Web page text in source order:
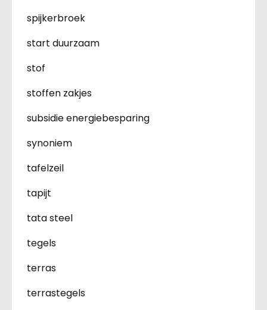
spijkerbroek
start duurzaam
stof
stoffen zakjes
subsidie energiebesparing
synoniem
tafelzeil
tapijt
tata steel
tegels
terras
terrastegels